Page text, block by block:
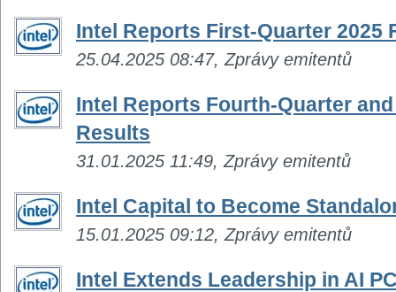
Intel Reports First-Quarter 2025
25.04.2025 08:47, Zprávy emitentů
Intel Reports Fourth-Quarter
Results
31.01.2025 11:49, Zprávy emitentů
Intel Capital to Become
15.01.2025 09:12, Zprávy emitentů
Intel Extends Leadership in AI